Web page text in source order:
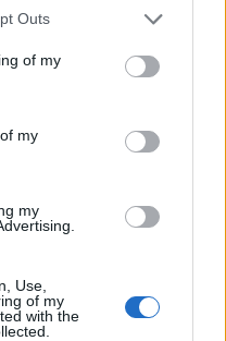
one or more Google
You may click to
its third-party tags to
in below Google
Outs
of my
my
my
Use,
of my
with the
στο βίντεο του